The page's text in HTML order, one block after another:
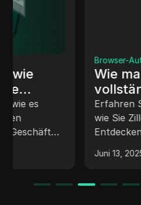
Browser-Automatisierung
Wie man Zillow
vollständige
Erfahren Sie in dieser
wie Sie Zillow-Daten
Entdecken Sie die Tools
Maklerdetails und mehr.
Datenprojekt